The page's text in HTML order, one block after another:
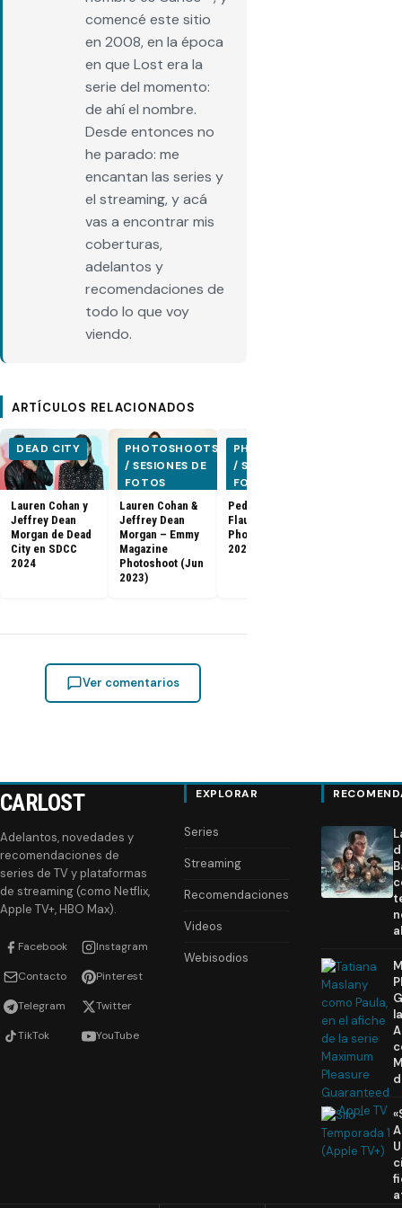
comencé este sitio
en 2008, en la época
en que Lost era la
serie del momento:
de ahí el nombre.
Desde entonces no
he parado: me
encantan las series y
el streaming, y acá
vas a encontrar mis
coberturas,
adelantos y
recomendaciones de
todo lo que voy
viendo.
ARTÍCULOS RELACIONADOS
DEAD CITY
Lauren Cohan y
Jeffrey Dean
Morgan de Dead
City en SDCC
2024
PHOTOSHOOTS
/ SESIONES DE
FOTOS
Lauren Cohan &
Jeffrey Dean
Morgan – Emmy
Magazine
Photoshoot (Jun
2023)
PHOTOSHOOTS
/ SESIONES DE
FOTOS
Pedro Pascal –
Flaunt Magazine
Photoshoot (Feb
2023)
Ver comentarios
CARLOST
Adelantos, novedades y
recomendaciones de
series de TV y plataformas
de streaming (como Netflix,
Apple TV+, HBO Max).
Facebook Instagram
Contacto Pinterest
Telegram Twitter
TikTok YouTube
EXPLORAR
Series
Streaming
Recomendaciones
Videos
Webisodios